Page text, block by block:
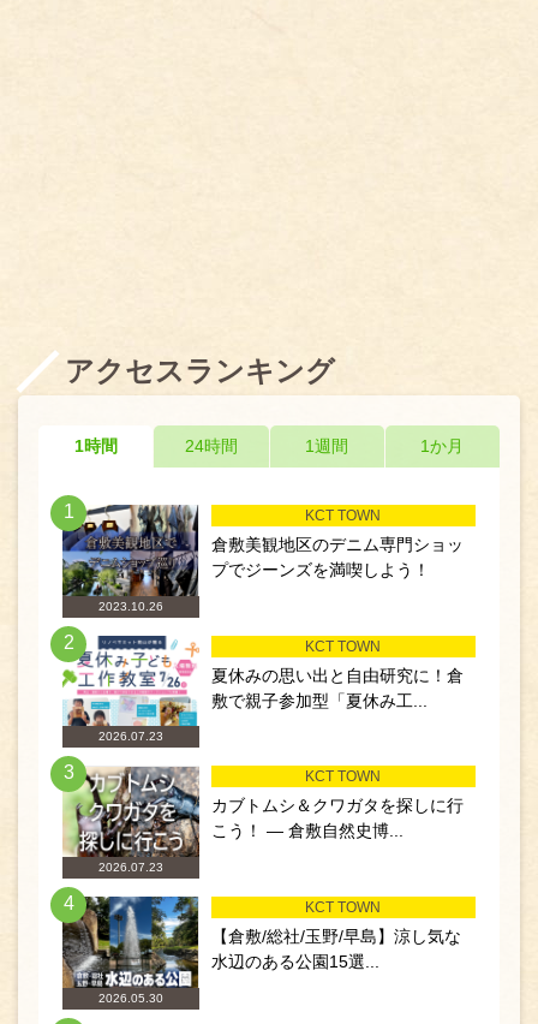
アクセスランキング
1時間 24時間 1週間 1か月
1
2023.10.26
KCT TOWN
倉敷美観地区のデニム専門ショッ
プでジーンズを満喫しよう！
2
2026.07.23
KCT TOWN
夏休みの思い出と自由研究に！倉
敷で親子参加型「夏休み工...
3
2026.07.23
KCT TOWN
カブトムシ＆クワガタを探しに行
こう！ ― 倉敷自然史博...
4
2026.05.30
KCT TOWN
【倉敷/総社/玉野/早島】涼し気な
水辺のある公園15選...